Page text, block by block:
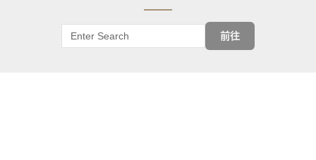
前往